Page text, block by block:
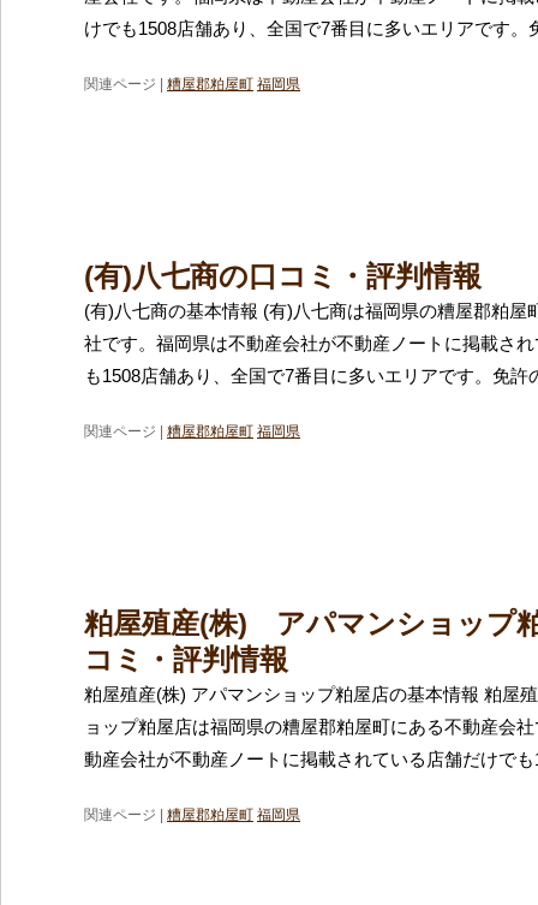
けでも1508店舗あり、全国で7番目に多いエリアです。
関連ページ | 糟屋郡粕屋町 福岡県
(有)八七商の口コミ・評判情報
(有)八七商の基本情報 (有)八七商は福岡県の糟屋郡粕屋
社です。福岡県は不動産会社が不動産ノートに掲載さ
も1508店舗あり、全国で7番目に多いエリアです。免許
関連ページ | 糟屋郡粕屋町 福岡県
粕屋殖産(株) アパマンショップ
コミ・評判情報
粕屋殖産(株) アパマンショップ粕屋店の基本情報 粕屋
ョップ粕屋店は福岡県の糟屋郡粕屋町にある不動産会
動産会社が不動産ノートに掲載されている店舗だけでも
関連ページ | 糟屋郡粕屋町 福岡県